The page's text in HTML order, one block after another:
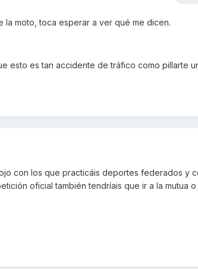
la moto, toca esperar a ver qué me dicen.
esto es tan accidente de tráfico como pillarte
con los que practicáis deportes federados y
oficial también tendríais que ir a la mutua